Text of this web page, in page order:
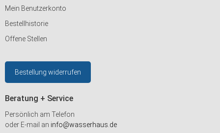
Mein Benutzerkonto
Bestellhistorie
Offene Stellen
Bestellung widerrufen
Beratung + Service
Persönlich am Telefon
oder E-mail an info@wasserhaus.de